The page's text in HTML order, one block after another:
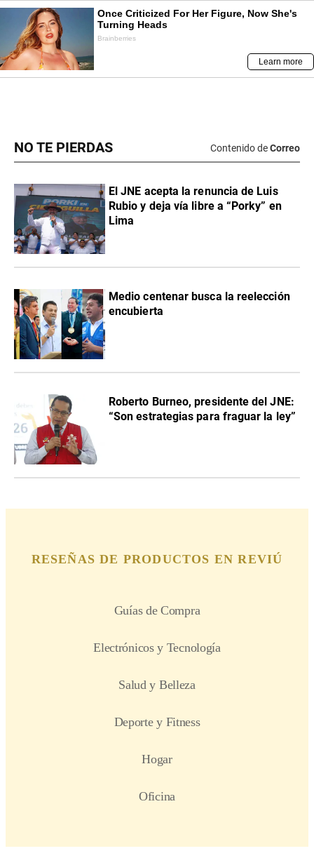
NO TE PIERDAS Contenido deCorreo
El JNE acepta la renuncia de Luis
Rubio y deja vía libre a “Porky” en
Lima
Medio centenar busca la reelección
encubierta
Roberto Burneo, presidente del JNE:
“Son estrategias para fraguar la ley”